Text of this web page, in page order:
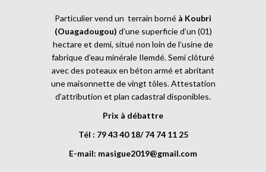
Particulier vend un terrain borné à Koubri
(Ouagadougou) d’une superficie d’un (01)
hectare et demi, situé non loin de l’usine de
fabrique d’eau minérale Ilemdé. Semi clôturé
avec des poteaux en béton armé et abritant
une maisonnette de vingt tôles. Attestation
d’attribution et plan cadastral disponibles.
Prix à débattre
Tél : 79 43 40 18/ 74 74 11 25
E-mail: masigue2019@gmail.com